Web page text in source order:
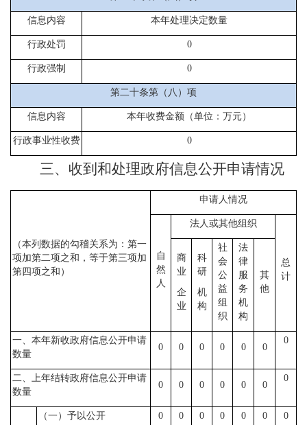
信息内容 本年处理决定数量
行政处罚 0
行政强制 0
第二十条第（八）项
信息内容 本年收费金额（单位：万元）
行政事业性收费 0
三、收到和处理政府信息公开申请情况
（本列数据的勾稽关系为：第一
项加第二项之和，等于第三项加
第四项之和）
申请人情况
自
然
人
法人或其他组织
总
计
商
业
企
业
科
研
机
构
社
会
公
益
组
织
法
律
服
务
机
构
其
他
一、本年新收政府信息公开申请
数量
0 0 0 0 0 0
0
二、上年结转政府信息公开申请
数量
0 0 0 0 0 0
0
（一）予以公开 0 0 0 0 0 0 0